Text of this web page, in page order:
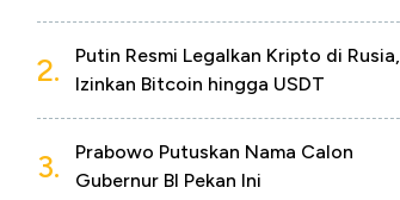
2.
Putin Resmi Legalkan Kripto di Rusia,
Izinkan Bitcoin hingga USDT
3.
Prabowo Putuskan Nama Calon
Gubernur BI Pekan Ini